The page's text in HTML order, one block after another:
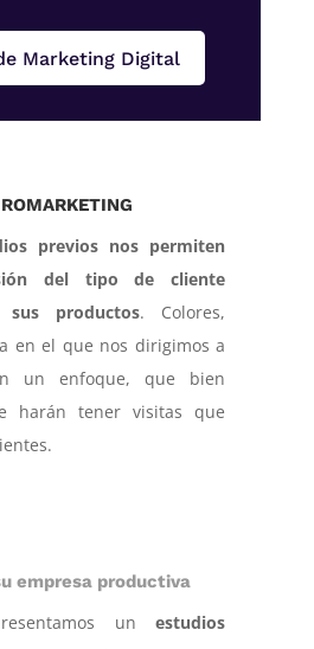
Marketing Digital
previos nos permiten
del tipo de cliente
sus productos. Colores,
en el que nos dirigimos a
un enfoque, que bien
harán tener visitas que
empresa productiva
unestudios